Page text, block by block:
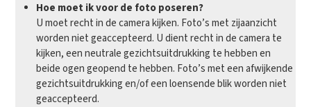
Hoe moet ik voor de foto poseren?
U moet recht in de camera kijken. Foto’s met zijaanzicht
worden niet geaccepteerd. U dient recht in de camera te
kijken, een neutrale gezichtsuitdrukking te hebben en
beide ogen geopend te hebben. Foto’s met een afwijkende
gezichtsuitdrukking en/of een loensende blik worden niet
geaccepteerd.